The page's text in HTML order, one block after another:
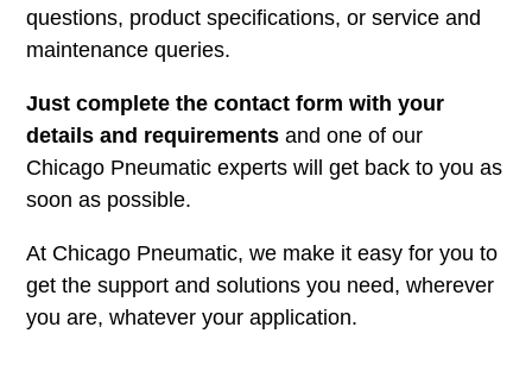
questions, product specifications, or service and
maintenance queries.
Just complete the contact form with your
details and requirementsand one of our
Chicago Pneumatic experts will get back to you as
soon as possible.
At Chicago Pneumatic, we make it easy for you to
get the support and solutions you need, wherever
you are, whatever your application.